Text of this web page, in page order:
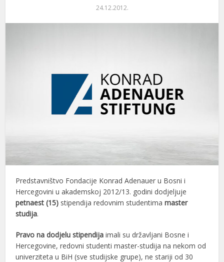
24.12.2012.
Predstavništvo Fondacije Konrad Adenauer u Bosni i
Hercegovini u akademskoj 2012/13. godini dodjeljuje
petnaest (15) stipendija redovnim studentimamaster
studija.
Pravo na dodjelu stipendija imali su državljani Bosne i
Hercegovine, redovni studenti master-studija na nekom od
univerziteta u BiH (sve studijske grupe), ne stariji od 30